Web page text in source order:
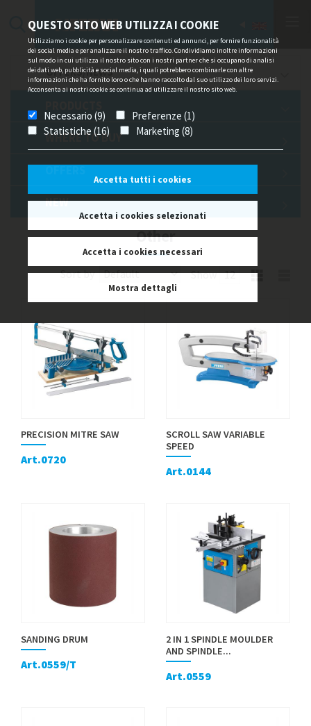
QUESTO SITO WEB UTILIZZA I COOKIE
Utilizziamo i cookie per personalizzare contenuti ed annunci, per fornire funzionalità
dei social media e per analizzare il nostro traffico. Condividiamo inoltre informazioni
sul modo in cui utilizza il nostro sito con i nostri partner che si occupano di analisi
dei dati web, pubblicità e social media, i quali potrebbero combinarle con altre
informazioni che ha fornito loro o che hanno raccolto dal suo utilizzo dei loro servizi.
Acconsenta ai nostri cookie se continua ad utilizzare il nostro sito web.
Necessario (9)
Preferenze (1)
Statistiche (16)
Marketing (8)
Accetta tutti i cookies
Accetta i cookies selezionati
Accetta i cookies necessari
Mostra dettagli
OFFERS/NEWS
WHERE TO BUY
OFFERS
NEW
Other
Show
Sort by
PRECISION MITRE SAW
Art.0720
SCROLL SAW VARIABLE
SPEED
Art.0144
SANDING DRUM
Art.0559/T
2 IN 1 SPINDLE MOULDER
AND SPINDLE...
Art.0559